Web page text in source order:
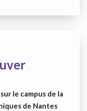
le campus de la
de Nantes